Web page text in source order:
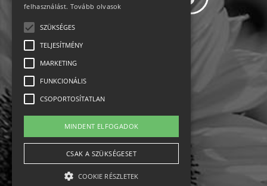
Impresszum-kapcsolat
Jogi nyilatkozat
Rólunk
English
felhasználást. Tovább olvasok
SZÜKSÉGES
TELJESÍTMÉNY
MARKETING
FUNKCIONÁLIS
CSOPORTOSÍTATLAN
MINDENT ELFOGADOK
CSAK A SZÜKSÉGESET
COOKIE RÉSZLETEK